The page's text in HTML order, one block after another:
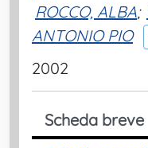
ROCCO, ALBA;
ANTONIO PIO
2002
Scheda breve